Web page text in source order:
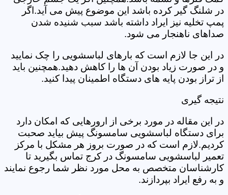
در شلنگ گیر کرده باشد این موضوع پیش می آید.اگر
پمپ تخلیه نیز ایراد داشته باشد سبب شنیده شدن
صداهای ناهنجار می شود.
در این جا لازم است که بارهای لباسشویی را چک نمایید
و در صورت زیاد بودن آن ها را کاهش دهید.همچنین باید
از تراز بودن پایه های دستگاه اطمینان پیدا کنید.
نتیجه گیری
در این مقاله در مورد برخی از ارورهایی که امکان دارد
برای دستگاه لباسشویی سامسونگ پیش بیاید صحبت
کردیم.لازم است که در صورت بروز هر مشکل با مرکز
تعمیر لباسشویی سامسونگ در کرج تماس بگیرید تا
کارشناسان متخصص به محل مورد نظر شما رجوع نمایند
و به رفع ایراد بپردازند.